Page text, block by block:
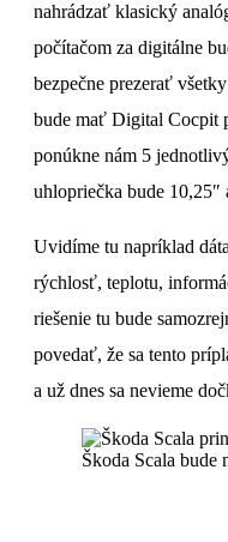
nahrádzať klasický
počítačom za digitálne
bezpečne prezerať
bude mať Digital Cocpit
ponúkne nám 5
uhlopriečka bude 10,25″
Uvidíme tu napríklad
rýchlosť, teplotu,
riešenie tu bude
povedať, že sa tento
a už dnes sa nevieme
Škoda Scala